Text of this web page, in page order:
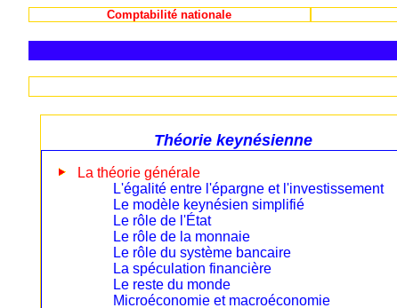
Comptabilité nationale
Théorie keynésienne
La théorie générale
L'égalité entre l'épargne et l'investissement
Le modèle keynésien simplifié
Le rôle de l'État
Le rôle de la monnaie
Le rôle du système bancaire
La spéculation financière
Le reste du monde
Microéconomie et macroéconomie